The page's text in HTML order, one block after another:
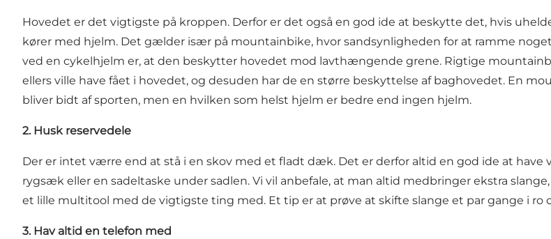
Hovedet er det vigtigste på kroppen. Derfor er det også en god ide at beskytte det, hvis
kører med hjelm. Det gælder især på mountainbike, hvor sandsynligheden for at ramme
ved en cykelhjelm er, at den beskytter hovedet mod lavthængende grene. Rigtige
ellers ville have fået i hovedet, og desuden har de en større beskyttelse af baghovedet. En
bliver bidt af sporten, men en hvilken som helst hjelm er bedre end ingen hjelm.
2. Husk reservedele
Der er intet værre end at stå i en skov med et fladt dæk. Det er derfor altid en god ide at
rygsæk eller en sadeltaske under sadlen. Vi vil anbefale, at man altid medbringer ekstra
et lille multitool med de vigtigste ting med. Et tip er at prøve at skifte slange et par gange i
3. Hav altid en telefon med